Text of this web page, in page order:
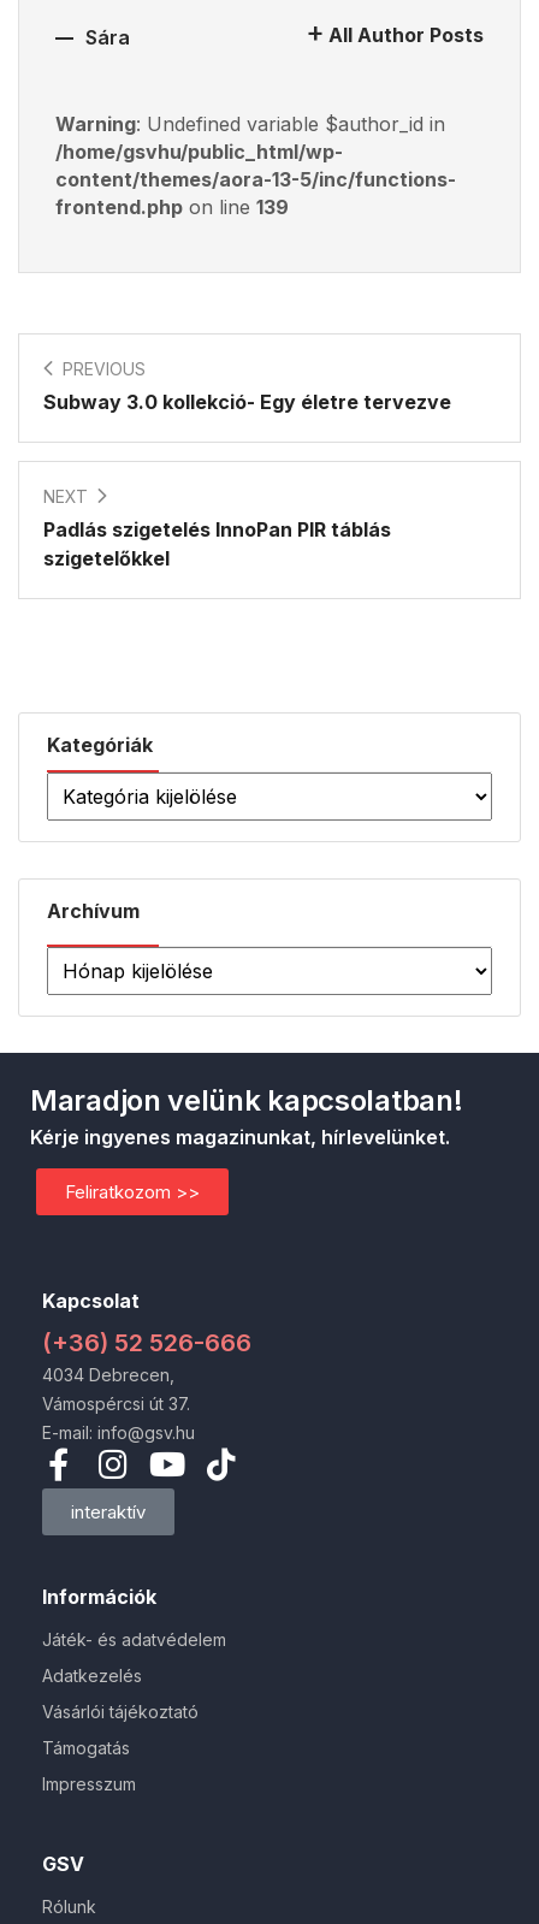
Kategóriák
Archívum
Sára All Author Posts
Warning: Undefined variable $author_id in
/home/gsvhu/public_html/wp-
content/themes/aora-13-5/inc/functions-
frontend.php on line 139
PREVIOUS
Subway 3.0 kollekció- Egy életre tervezve
NEXT
Padlás szigetelés InnoPan PIR táblás
szigetelőkkel
GSV
Rólunk
Információk
Játék- és adatvédelem
Adatkezelés
Vásárlói tájékoztató
Támogatás
Impresszum
Kapcsolat
(+36) 52 526-666
4034 Debrecen,
Vámospércsi út 37.
E-mail: info@gsv.hu
interaktív
Maradjon velünk kapcsolatban!
Kérje ingyenes magazinunkat, hírlevelünket.
Feliratkozom >>